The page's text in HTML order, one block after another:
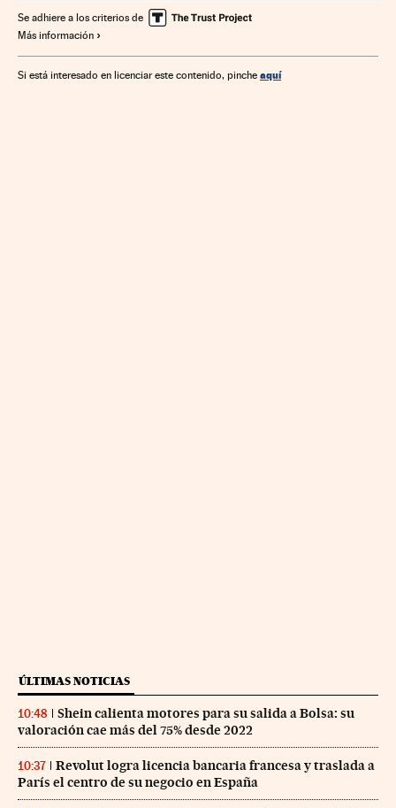
Tecnologías movilidad Telefonía Economía
Ciencia
Se adhiere a los criterios de
Más información
Si está interesado en licenciar este contenido, pinche aquí
ÚLTIMAS NOTICIAS
10:48
Shein calienta motores para su salida a Bolsa: su
valoración cae más del 75% desde 2022
10:37
Revolut logra licencia bancaria francesa y traslada a
París el centro de su negocio en España